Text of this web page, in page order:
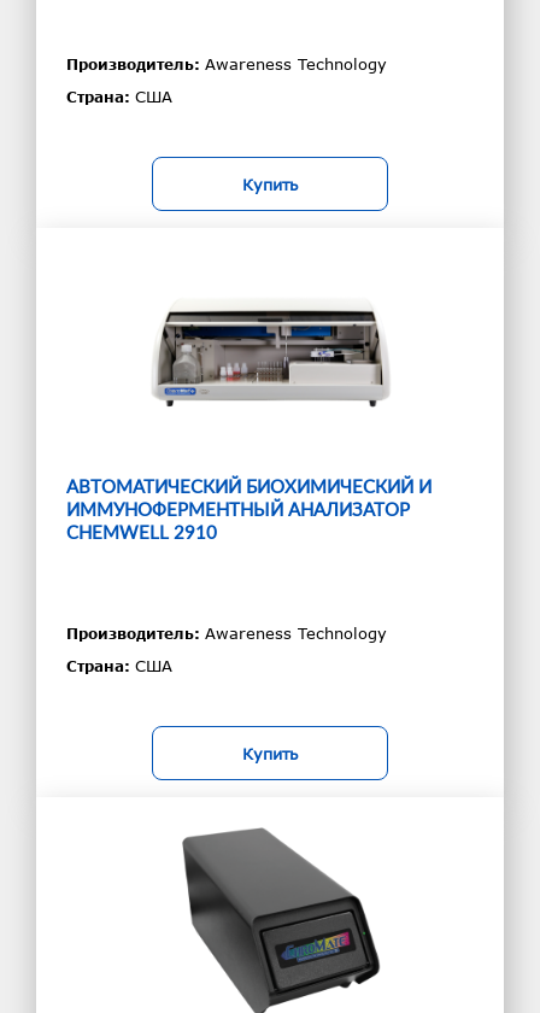
Производитель: Awareness Technology
Страна: США
Купить
АВТОМАТИЧЕСКИЙ БИОХИМИЧЕСКИЙ И
ИММУНОФЕРМЕНТНЫЙ АНАЛИЗАТОР
CHEMWELL 2910
Производитель: Awareness Technology
Страна: США
Купить